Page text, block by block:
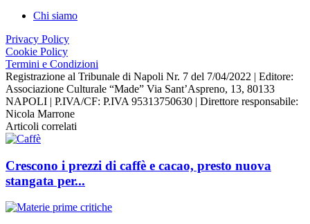
Chi siamo
Privacy Policy
Cookie Policy
Termini e Condizioni
Registrazione al Tribunale di Napoli Nr. 7 del 7/04/2022 | Editore:
Associazione Culturale “Made” Via Sant’Aspreno, 13, 80133
NAPOLI | P.IVA/CF: P.IVA 95313750630 | Direttore responsabile:
Nicola Marrone
Articoli correlati
Crescono i prezzi di caffè e cacao, presto nuova
stangata per...